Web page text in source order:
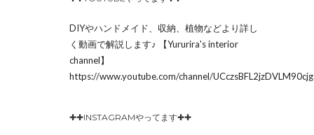
DIYやハンドメイド、収納、植物などより詳し
く動画で解説します♪ 【Yururira's interior
channel】
https://www.youtube.com/channel/
✚✚INSTAGRAMやってます✚✚